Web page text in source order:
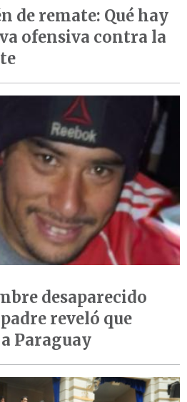
de remate: Qué hay
ofensiva contra la
desaparecido
reveló que
Paraguay